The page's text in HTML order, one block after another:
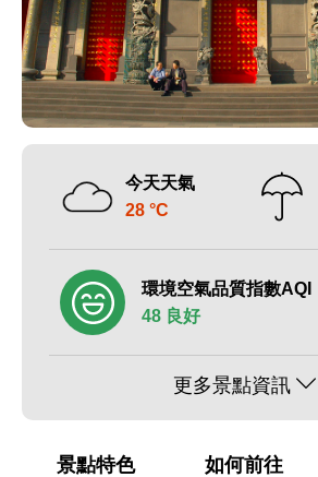
今天天氣
28 °C
環境空氣品質指數AQI
48 良好
更多景點資訊
景點特色 如何前往